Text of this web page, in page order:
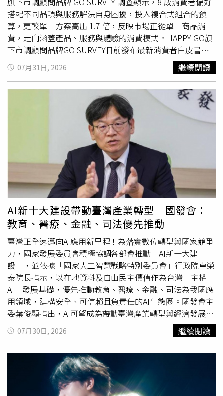
搭配不同品項與服務解決自身困擾，投入複合式組合的預
算，更較單一方案高出 1.7 倍，反映市場正從單一商品消
費，走向涵蓋產品、服務與體驗的消費模式。HAPPY GO旗
下市調顧問品牌GO SURVEY日前發布最新消費者白皮書。
以「預見『美』好商機-從價值重選到跨域新紅利」為題，
解析消費價值與決策模式的變化，並邀請遠東SOGO百貨董
事長黃晴雯分享，在K型消費時代下，零售經營者如何重新
思考自身角色，回應不同族群的生活需求。HAPPY GO鼎鼎
聯合行銷總經理李明城表示，近年全球通膨壓力、戰爭等外
部環境持續變化，市場變化已成為新常態，企業面臨的不只
是消費行為改變，更是決策模式的全面轉型。如何在充滿不
確定性的環境中，快速掌握市場脈動、理解消費者需求，已
成為企業提升競爭力的重要關鍵。白皮書論壇很榮幸邀請遠
東SOGO百貨黃晴雯董事長以零售產業第一線視角，分享百
貨產業面對消費需求轉變的經營思維，更特別規劃顧客洞察
應用及品牌實務案例分享，期望透過市場調查與數據科技的
整合，協助企業在快速變動的環境中建立更具前瞻性的決策
能力，成為企業值得信賴的成長夥伴。消費需求仍在 百貨
轉型為「價值策展者」遠東SOGO百貨董事長黃晴雯表示，
2025年台灣零售業產值為4兆8,448億元，年減0.2%，是近
25年來第三次出現負成長，百貨市場也受到整體景氣影響。
不過，今年第二季零售市場已逐步回溫，6月零售業營業額
年增8.9%，整體零售業上半年累計成長率回到年增4.1%。
顯示消費需求並未消失，而是消費者更重視每一次選擇所能
帶來的實際價值。黃晴雯董事長認為，百貨業未來不能只扮
演商品提供者，更要成為顧客的「價值策展者」，依照不同
生活情境，組合適合的商品、服務與體驗，讓百貨從過去的
「一站式購足」，進一步走向「一站式滿足」，創造兼顧身
心需求與生活品味的全方位美學體驗。同時也呼應GO
SURVEY在白皮書中觀察到的現象。消費者不再只追求單一
功能，而是希望一次兼顧健康、外在形象、心理感受及生活
品質。面對快速變動的市場，單靠過去經驗已不足以回應消
07月31日, 2026 繼續閱讀
AI新十大建設帶動臺灣產業轉型 國發會：
教育、醫療、金融、司法優先推動
臺灣正全速邁向AI應用新里程！為落實數位轉型與國家競爭
力，國家發展委員會積極協調各部會推動「AI新十大建
設」，並依據「國家人工智慧戰略特別委員會」行政院卓榮
泰院長指示，以在地資料及自由民主價值作為台灣「主權
AI」發展基礎，優先推動教育、醫療、金融、司法為我國應
用領域，建構安全、可信賴且負責任的AI生態圈。國發會主
委葉俊顯指出，AI可望成為帶動臺灣產業轉型與經濟發展的
新成長引擎。第二季
階段性推動成果聚焦教育、醫療及司法
領域，具體展現AI在提升適性學習成效、強化智慧健康照
護，以及兼顧司法安全與效率上的階段性應用成果，讓科技
發展更貼近民眾生活。國發會表示，在教育領域，教育部推
動「AI人才方舟計畫」，以「打造中小學AI智慧教育新生
態」為核心目標，培育具國際競爭力的未來人才。其中，教
07月30日, 2026 繼續閱讀